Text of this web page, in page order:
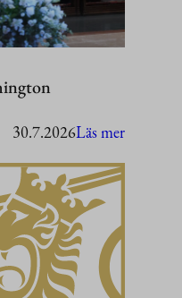
30.7.2026Läs mer: